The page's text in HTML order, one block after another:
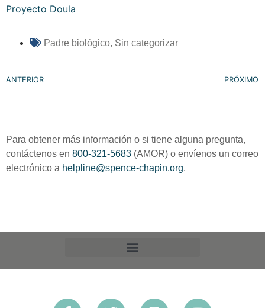
Proyecto Doula
Padre biológico, Sin categorizar
ANTERIOR PRÓXIMO
Para obtener más información o si tiene alguna pregunta,
contáctenos en 800-321-5683 (AMOR) o envíenos un correo
electrónico a helpline@spence-chapin.org.